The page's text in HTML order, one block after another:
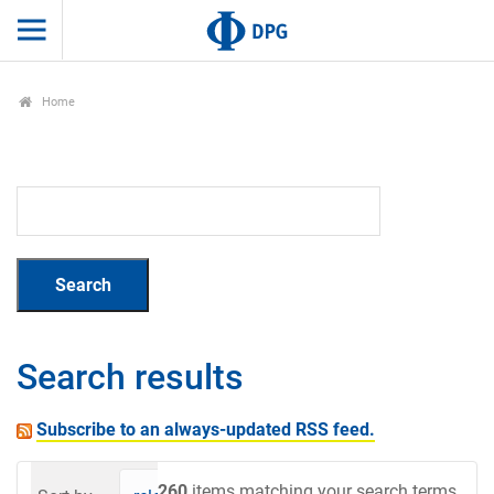
Home
Search results
Subscribe to an always-updated RSS feed.